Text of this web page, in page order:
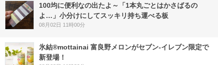
100均に便利なの出たよ～「1本丸ごとはかさばるの
よ…」小分けにしてスッキリ持ち運べる板
08月02日 11時00分
氷結®mottainai 富良野メロンがセブン‐イレブン限定で
新登場！